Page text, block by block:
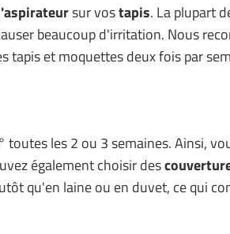
sur vostapis. La plupart
beaucoup d'irritation. Nous
tapis et moquettes deux fois par
toutes les 2 ou 3 semaines. Ainsi,
également choisir des
qu'en laine ou en duvet, ce qui